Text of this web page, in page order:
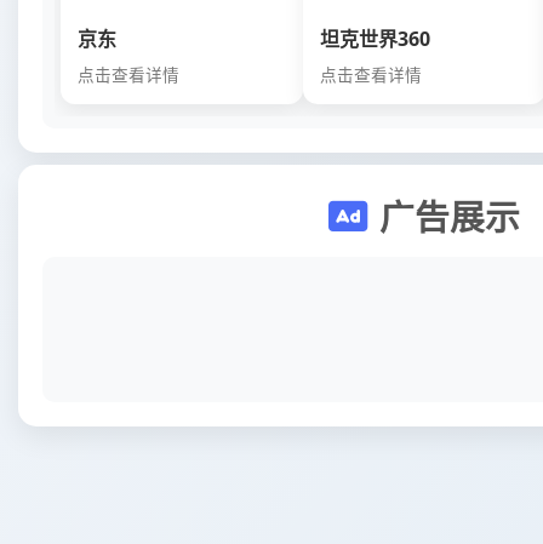
京东
点击查看详情
坦克世界360
点击查看详情
广告展示